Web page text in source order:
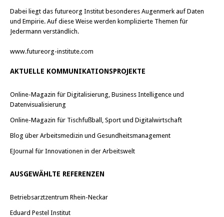
Dabei liegt das futureorg Institut besonderes Augenmerk auf Daten
und Empirie. Auf diese Weise werden komplizierte Themen für
Jedermann verständlich.
www.futureorg-institute.com
AKTUELLE KOMMUNIKATIONSPROJEKTE
Online-Magazin für Digitalisierung, Business Intelligence und
Datenvisualisierung
Online-Magazin für Tischfußball, Sport und Digitalwirtschaft
Blog über Arbeitsmedizin und Gesundheitsmanagement
EJournal für Innovationen in der Arbeitswelt
AUSGEWÄHLTE REFERENZEN
Betriebsarztzentrum Rhein-Neckar
Eduard Pestel Institut